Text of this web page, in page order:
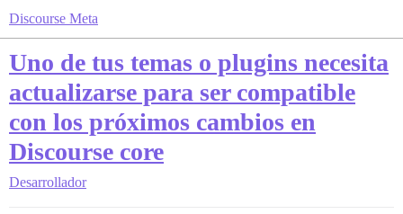
Discourse Meta
Uno de tus temas o plugins necesita
actualizarse para ser compatible
con los próximos cambios en
Discourse core
Desarrollador